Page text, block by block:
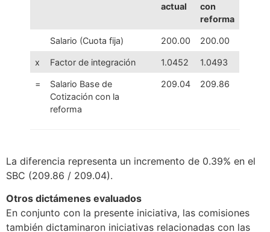
actual
con
reforma
Salario (Cuota fija) 200.00 200.00
x Factor de integración 1.0452 1.0493
=
Salario Base de
Cotización con la
reforma
209.04 209.86
La diferencia representa un incremento de 0.39% en el
SBC (209.86 / 209.04).
Otros dictámenes evaluados
En conjunto con la presente iniciativa, las comisiones
también dictaminaron iniciativas relacionadas con las